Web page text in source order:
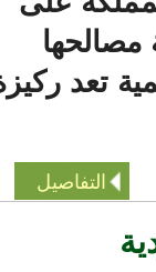
تعد ركيزة
التفاصيل